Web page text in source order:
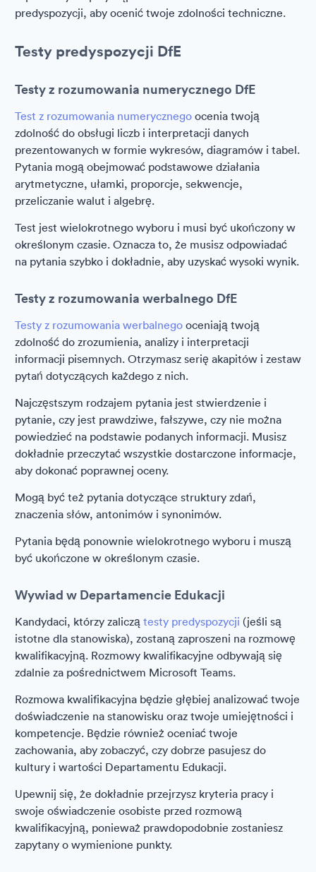
predyspozycji, aby ocenić twoje zdolności techniczne.
Testy predyspozycji DfE
Testy z rozumowania numerycznego DfE
Test z rozumowania numerycznego ocenia twoją
zdolność do obsługi liczb i interpretacji danych
prezentowanych w formie wykresów, diagramów i tabel.
Pytania mogą obejmować podstawowe działania
arytmetyczne, ułamki, proporcje, sekwencje,
przeliczanie walut i algebrę.
Test jest wielokrotnego wyboru i musi być ukończony w
określonym czasie. Oznacza to, że musisz odpowiadać
na pytania szybko i dokładnie, aby uzyskać wysoki wynik.
Testy z rozumowania werbalnego DfE
Testy z rozumowania werbalnego oceniają twoją
zdolność do zrozumienia, analizy i interpretacji
informacji pisemnych. Otrzymasz serię akapitów i zestaw
pytań dotyczących każdego z nich.
Najczęstszym rodzajem pytania jest stwierdzenie i
pytanie, czy jest prawdziwe, fałszywe, czy nie można
powiedzieć na podstawie podanych informacji. Musisz
dokładnie przeczytać wszystkie dostarczone informacje,
aby dokonać poprawnej oceny.
Mogą być też pytania dotyczące struktury zdań,
znaczenia słów, antonimów i synonimów.
Pytania będą ponownie wielokrotnego wyboru i muszą
być ukończone w określonym czasie.
Wywiad w Departamencie Edukacji
Kandydaci, którzy zaliczą testy predyspozycji (jeśli są
istotne dla stanowiska), zostaną zaproszeni na rozmowę
kwalifikacyjną. Rozmowy kwalifikacyjne odbywają się
zdalnie za pośrednictwem Microsoft Teams.
Rozmowa kwalifikacyjna będzie głębiej analizować twoje
doświadczenie na stanowisku oraz twoje umiejętności i
kompetencje. Będzie również oceniać twoje
zachowania, aby zobaczyć, czy dobrze pasujesz do
kultury i wartości Departamentu Edukacji.
Upewnij się, że dokładnie przejrzysz kryteria pracy i
swoje oświadczenie osobiste przed rozmową
kwalifikacyjną, ponieważ prawdopodobnie zostaniesz
zapytany o wymienione punkty.